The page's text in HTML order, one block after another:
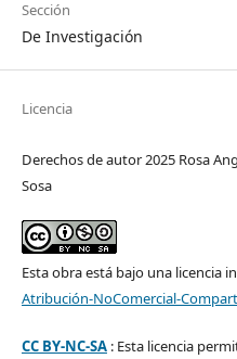
Sección
De Investigación
Licencia
Derechos de autor 2025 Rosa
Sosa
Esta obra está bajo una licencia
Atribución-NoComercial-
CC BY-NC-SA: Esta licencia